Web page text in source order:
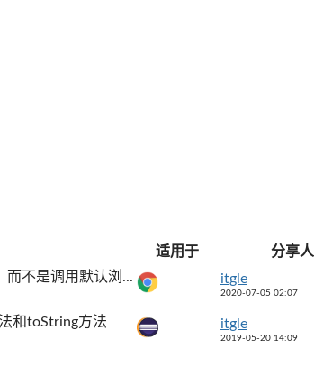
适用于 分享人
而不是调用默认浏... itgle
2020-07-05 02:07
和toString方法 itgle
2019-05-20 14:09